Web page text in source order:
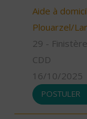
Aide à
Plouarzel/
29 - Finistère
CDD
16/10/2025
POSTULER